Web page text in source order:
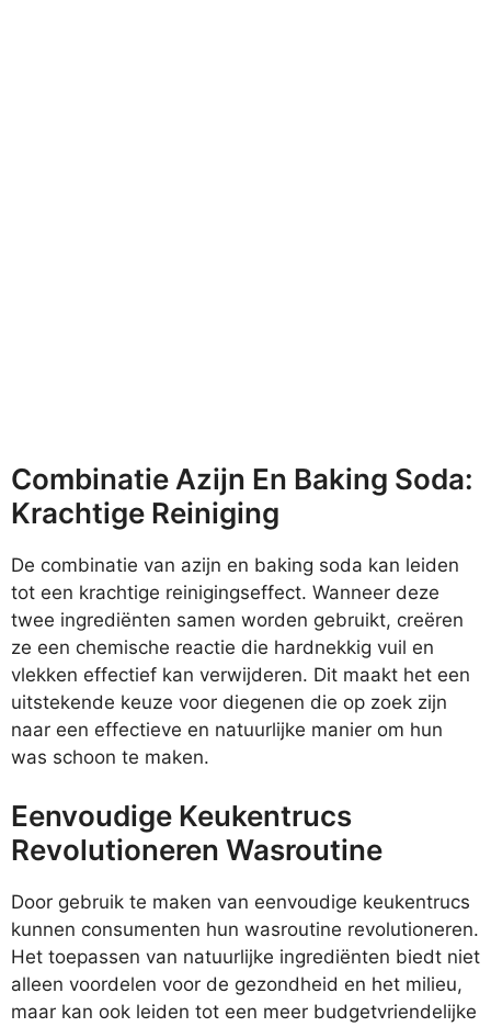
Combinatie Azijn En Baking Soda:
Krachtige Reiniging
De combinatie van azijn en baking soda kan leiden
tot een krachtige reinigingseffect. Wanneer deze
twee ingrediënten samen worden gebruikt, creëren
ze een chemische reactie die hardnekkig vuil en
vlekken effectief kan verwijderen. Dit maakt het een
uitstekende keuze voor diegenen die op zoek zijn
naar een effectieve en natuurlijke manier om hun
was schoon te maken.
Eenvoudige Keukentrucs
Revolutioneren Wasroutine
Door gebruik te maken van eenvoudige keukentrucs
kunnen consumenten hun wasroutine revolutioneren.
Het toepassen van natuurlijke ingrediënten biedt niet
alleen voordelen voor de gezondheid en het milieu,
maar kan ook leiden tot een meer budgetvriendelijke